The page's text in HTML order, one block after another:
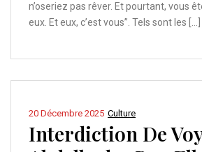
n’oseriez pas rêver. Et pourtant, vous
eux. Et eux, c’est vous”. Tels sont les […]
Culture
20 Décembre 2025
Interdiction De